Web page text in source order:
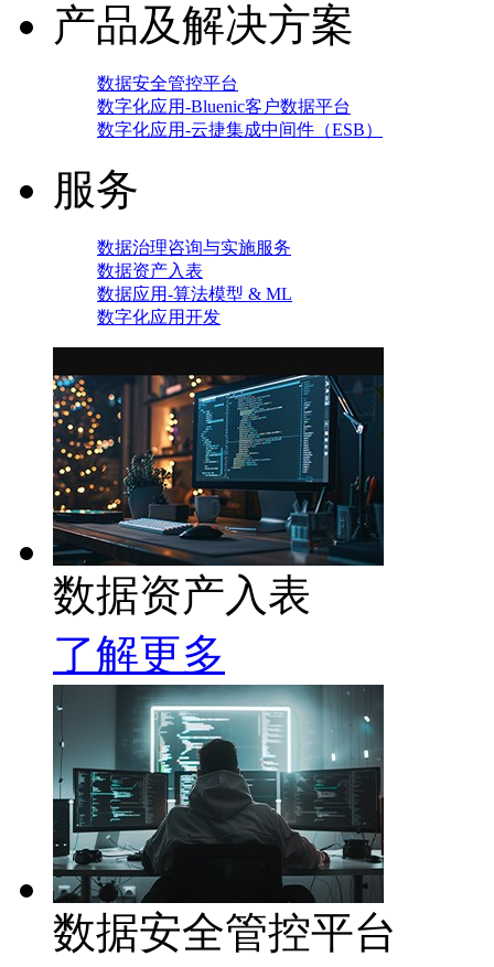
产品及解决方案
数据安全管控平台
数字化应用-Bluenic客户数据平台
数字化应用-云捷集成中间件（ESB）
服务
数据治理咨询与实施服务
数据资产入表
数据应用-算法模型 & ML
数字化应用开发
数据资产入表
了解更多
数据安全管控平台